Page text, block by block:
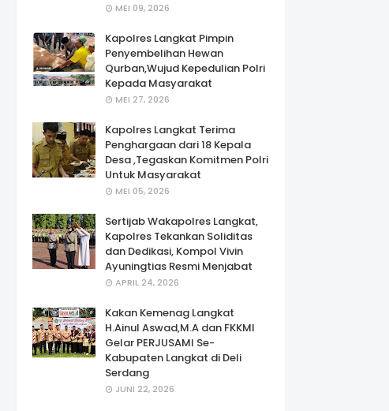
MEI 09, 2026
Kapolres Langkat Pimpin
Penyembelihan Hewan
Qurban,Wujud Kepedulian Polri
Kepada Masyarakat
MEI 27, 2026
Kapolres Langkat Terima
Penghargaan dari 18 Kepala
Desa ,Tegaskan Komitmen Polri
Untuk Masyarakat
MEI 05, 2026
Sertijab Wakapolres Langkat,
Kapolres Tekankan Soliditas
dan Dedikasi, Kompol Vivin
Ayuningtias Resmi Menjabat
APRIL 24, 2026
Kakan Kemenag Langkat
H.Ainul Aswad,M.A dan FKKMI
Gelar PERJUSAMI Se-
Kabupaten Langkat di Deli
Serdang
JUNI 22, 2026